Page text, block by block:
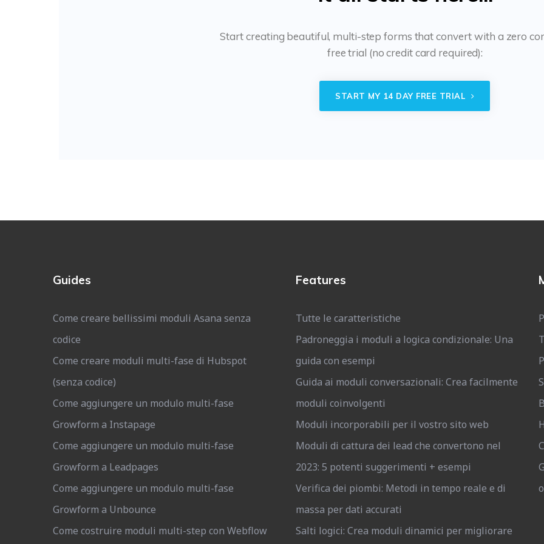
Start creating beautiful, multi-step forms that convert with a zero
free trial (no credit card required):
START MY 14 DAY FREE TRIAL
Guides
Come creare bellissimi moduli Asana senza
codice
Come creare moduli multi-fase di Hubspot
(senza codice)
Come aggiungere un modulo multi-fase
Growform a Instapage
Come aggiungere un modulo multi-fase
Growform a Leadpages
Come aggiungere un modulo multi-fase
Growform a Unbounce
Come costruire moduli multi-step con Webflow
Features
Tutte le caratteristiche
Padroneggia i moduli a logica condizionale: Una
guida con esempi
Guida ai moduli conversazionali: Crea facilmente
moduli coinvolgenti
Moduli incorporabili per il vostro sito web
Moduli di cattura dei lead che convertono nel
2023: 5 potenti suggerimenti + esempi
Verifica dei piombi: Metodi in tempo reale e di
massa per dati accurati
Salti logici: Crea moduli dinamici per migliorare